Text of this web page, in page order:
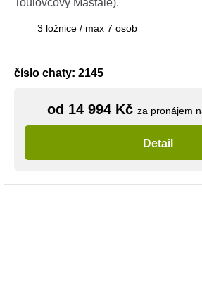
Toulovcovy Maštale).
3 ložnice / max 7 osob
číslo chaty: 2145
od 14 994 Kč za pronájem
Detail